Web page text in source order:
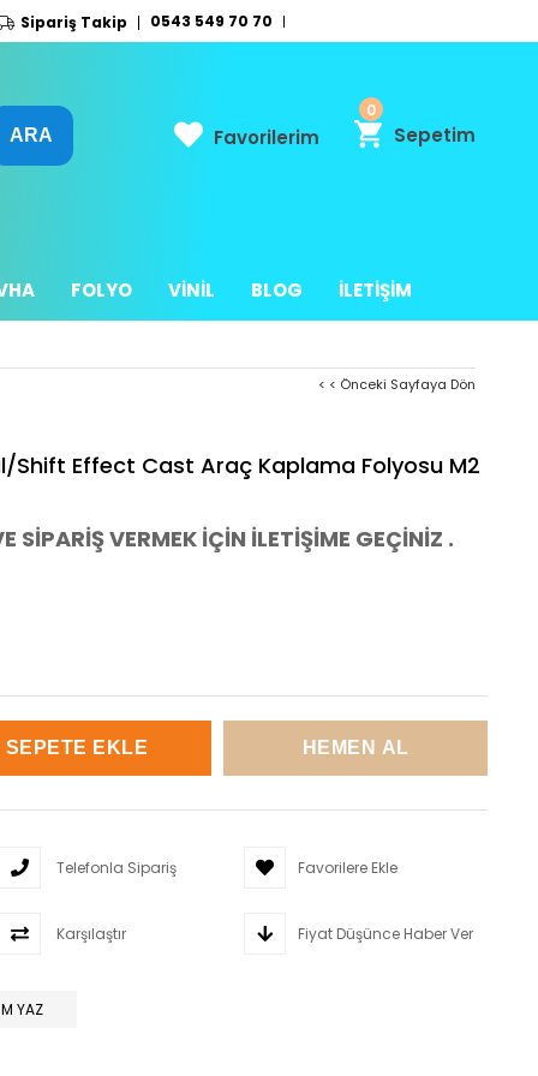
Sipariş Takip 0543 549 70 70
Sepetim
0
FOLYO VİNİL BLOG İLETİŞİM
Favorilerim
< < Önceki Sayfaya Dön
Shift Effect Cast Araç Kaplama Folyosu M2
SİPARİŞ VERMEK İÇİN İLETİŞİME GEÇİNİZ .
Telefonla Sipariş Favorilere Ekle
Karşılaştır Fiyat Düşünce Haber Ver
YAZ